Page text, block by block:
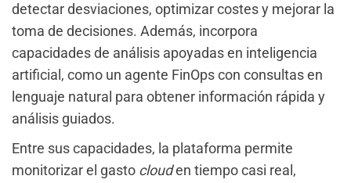
detectar desviaciones, optimizar costes y mejorar la
toma de decisiones. Además, incorpora
capacidades de análisis apoyadas en inteligencia
artificial, como un agente FinOps con consultas en
lenguaje natural para obtener información rápida y
análisis guiados.
Entre sus capacidades, la plataforma permite
monitorizar el gasto clouden tiempo casi real,